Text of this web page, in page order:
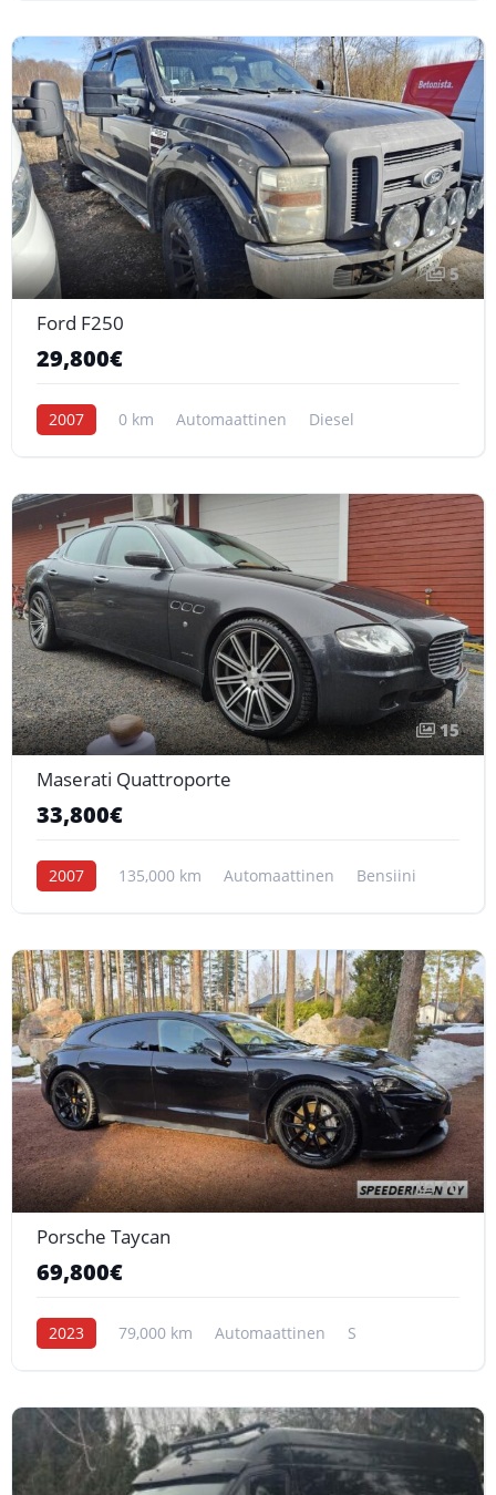
5
Ford F250
29,800€
2007 0 km Automaattinen Diesel
15
Maserati Quattroporte
33,800€
2007 135,000 km Automaattinen Bensiini
10
Porsche Taycan
69,800€
2023 79,000 km Automaattinen S